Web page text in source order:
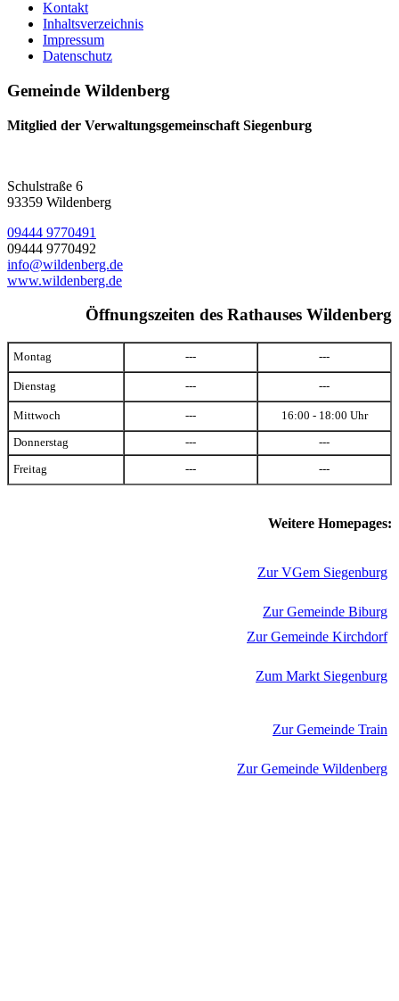
Kontakt
Inhaltsverzeichnis
Impressum
Datenschutz
Gemeinde Wildenberg
Mitglied der Verwaltungsgemeinschaft Siegenburg
Schulstraße 6
93359 Wildenberg
09444 9770491
09444 9770492
info@wildenberg.de
www.wildenberg.de
Öffnungszeiten des Rathauses Wildenberg
Montag --- ---
Dienstag --- ---
Mittwoch --- 16:00 - 18:00 Uhr
Donnerstag --- ---
Freitag --- ---
Weitere Homepages:
Zur VGem Siegenburg
Zur Gemeinde Biburg
Zur Gemeinde Kirchdorf
Zum Markt Siegenburg
Zur Gemeinde Train
Zur Gemeinde Wildenberg